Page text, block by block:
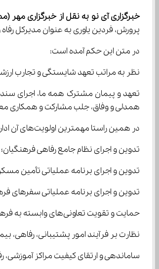
خبرگزاری آی نو به نقل از خبرگزاری مهر
پرورش، فردین یاوری به عنوان مدیرکل رفاه و پشتیبانی وزارت
در متن این حکم آمده است:
نظر به مراتب تعهد شایستگی و تجارب
تعهد و پیمان مشترک همه ما، اجرای
همدلی و وفاق، جلب مشارکت و همکاری
در همین راستا مهمترین اولویت‌های آن اداره کل در دوره جدید به شرح ذیل است:
تدوین و اجرای نظام جامع رفاهی فرهنگیان؛
تدوین و اجرای برنامه عملیاتی تأمین
تدوین و اجرای برنامه عملیاتی سفرهای
حمایت و تقویت تعاونی‌های وابسته به فرهنگیان؛
نظارت بر فرآیند امور پشتیبانی، رفاهی،
ساماندهی و ارتقای کیفیت مراکز آموزشی،